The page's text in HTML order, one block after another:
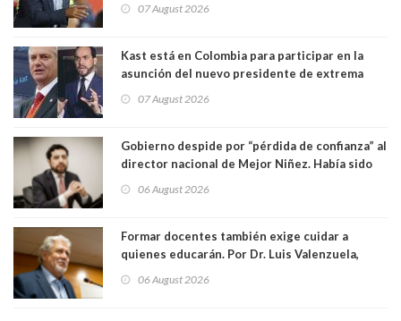
07 August 2026
Kast está en Colombia para participar en la
asunción del nuevo presidente de extrema
07 August 2026
Gobierno despide por “pérdida de confianza” al
director nacional de Mejor Niñez. Había sido
06 August 2026
Formar docentes también exige cuidar a
quienes educarán. Por Dr. Luis Valenzuela,
Académicos U. Católica Silva Henríquez
06 August 2026